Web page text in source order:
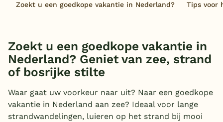
Keuzehulp
Nederland
Zoekt u een goedkope vakantie in Nederland? Tips voor
Zoekt u een goedkope vakantie in
Nederland? Geniet van zee, strand
of bosrijke stilte
Waar gaat uw voorkeur naar uit? Naar een goedkope
vakantie in Nederland aan zee? Ideaal voor lange
strandwandelingen, luieren op het strand bij mooi